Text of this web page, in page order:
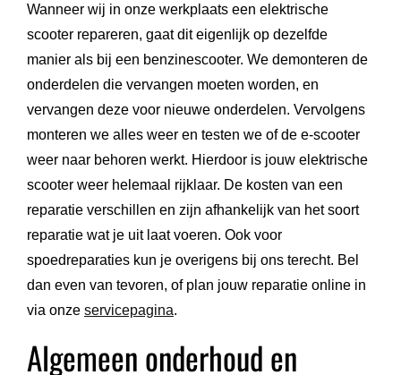
Wanneer wij in onze werkplaats een elektrische
scooter repareren, gaat dit eigenlijk op dezelfde
manier als bij een benzinescooter. We demonteren de
onderdelen die vervangen moeten worden, en
vervangen deze voor nieuwe onderdelen. Vervolgens
monteren we alles weer en testen we of de e-scooter
weer naar behoren werkt. Hierdoor is jouw elektrische
scooter weer helemaal rijklaar. De kosten van een
reparatie verschillen en zijn afhankelijk van het soort
reparatie wat je uit laat voeren. Ook voor
spoedreparaties kun je overigens bij ons terecht. Bel
dan even van tevoren, of plan jouw reparatie online in
via onze servicepagina.
Algemeen onderhoud en